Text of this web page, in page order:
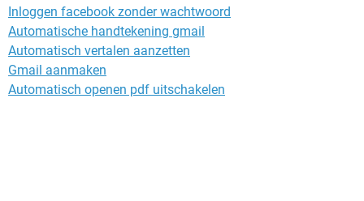
Inloggen facebook zonder wachtwoord
Automatische handtekening gmail
Automatisch vertalen aanzetten
Gmail aanmaken
Automatisch openen pdf uitschakelen